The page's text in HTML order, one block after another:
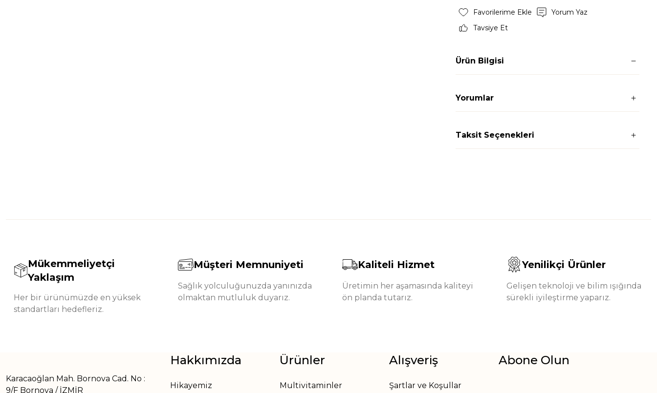
Yorum Yaz
Tavsiye Et
Ürün Bilgisi
Yorumlar
Taksit Seçenekleri
Mükemmeliyetçi
Yaklaşım
Her bir ürünümüzde en yüksek
standartları hedefleriz.
Müşteri Memnuniyeti
Sağlık yolculuğunuzda yanınızda
olmaktan mutluluk duyarız.
Kaliteli Hizmet
Üretimin her aşamasında kaliteyi
ön planda tutarız.
Yenilikçi Ürünler
Gelişen teknoloji ve bilim ışığında
sürekli iyileştirme yaparız.
Karacaoğlan Mah. Bornova Cad. No :
9/F Bornova / İZMİR
Hakkımızda
Hikayemiz
Ürünler
Multivitaminler
Alışveriş
Şartlar ve Koşullar
Abone Olun